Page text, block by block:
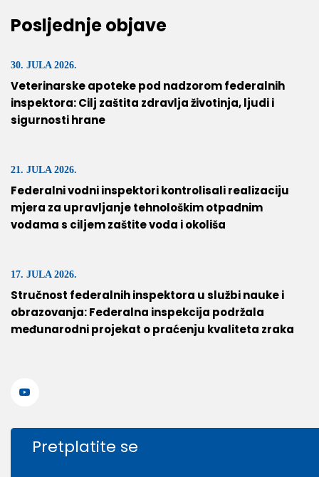
Posljednje objave
30. JULA 2026.
Veterinarske apoteke pod nadzorom federalnih
inspektora: Cilj zaštita zdravlja životinja, ljudi i
sigurnosti hrane
21. JULA 2026.
Federalni vodni inspektori kontrolisali realizaciju
mjera za upravljanje tehnološkim otpadnim
vodama s ciljem zaštite voda i okoliša
17. JULA 2026.
Stručnost federalnih inspektora u službi nauke i
obrazovanja: Federalna inspekcija podržala
međunarodni projekat o praćenju kvaliteta zraka
Pretplatite se